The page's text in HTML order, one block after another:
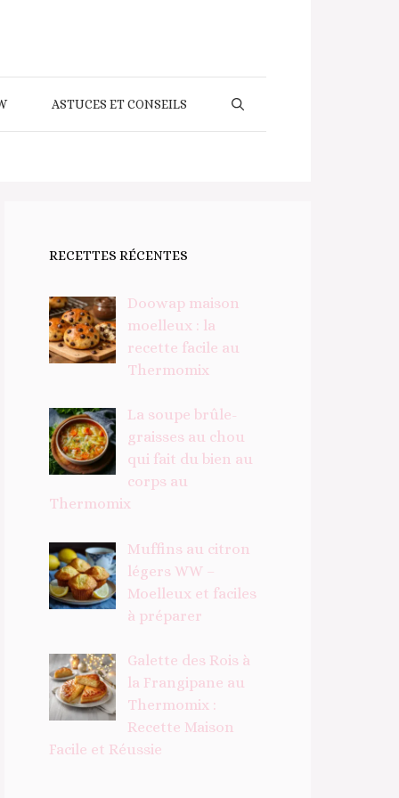
ASTUCES ET CONSEILS
RECETTES RÉCENTES
Doowap maison
moelleux : la
recette facile au
Thermomix
La soupe brûle-
graisses au chou
qui fait du bien au
corps au
Thermomix
Muffins au citron
légers WW –
Moelleux et faciles
à préparer
Galette des Rois à
la Frangipane au
Thermomix :
Recette Maison
Facile et Réussie